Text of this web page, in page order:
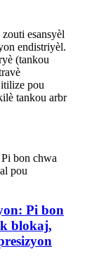
esansyèl
endistriyèl.
(tankou
pou
tankou arbr
Pi bon
blokaj,